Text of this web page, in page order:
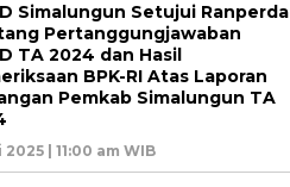
Simalungun Setujui Ranperda
Pertanggungjawaban
TA 2024 dan Hasil
BPK-RI Atas Laporan
Pemkab Simalungun TA
2025 | 11:00 am WIB